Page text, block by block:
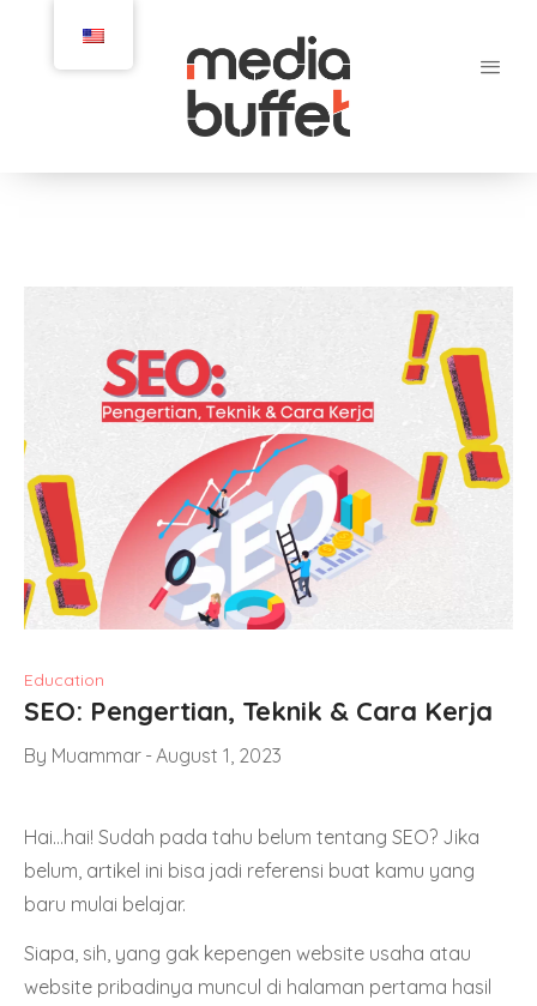
Education
SEO: Pengertian, Teknik & Cara Kerja
By Muammar August 1, 2023
Hai…hai! Sudah pada tahu belum tentang SEO? Jika
belum, artikel ini bisa jadi referensi buat kamu yang
baru mulai belajar.
Siapa, sih, yang gak kepengen website usaha atau
website pribadinya muncul di halaman pertama hasil